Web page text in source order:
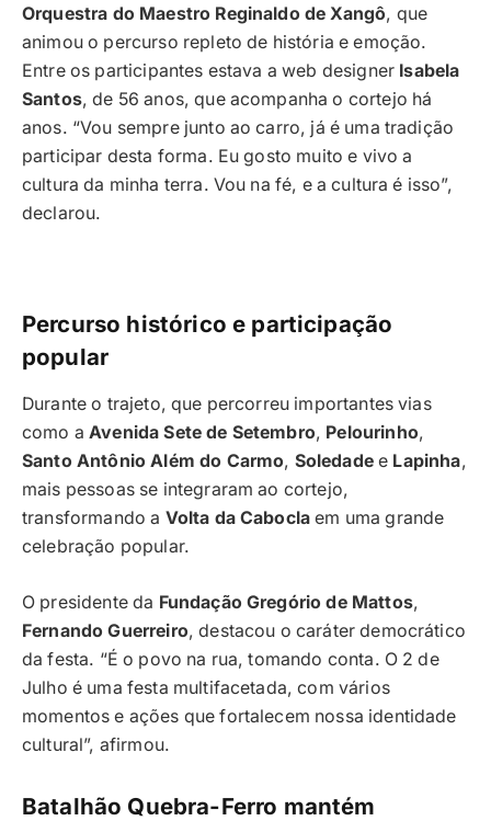
Orquestra do Maestro Reginaldo de Xangô, que
animou o percurso repleto de história e emoção.
Entre os participantes estava a web designer Isabela
Santos, de 56 anos, que acompanha o cortejo há
anos. “Vou sempre junto ao carro, já é uma tradição
participar desta forma. Eu gosto muito e vivo a
cultura da minha terra. Vou na fé, e a cultura é isso”,
declarou.
Percurso histórico e participação
popular
Durante o trajeto, que percorreu importantes vias
como aAvenida Sete de Setembro, Pelourinho,
Santo Antônio Além do Carmo, Soledadee Lapinha,
mais pessoas se integraram ao cortejo,
transformando a Volta da Cabocla em uma grande
celebração popular.
O presidente da Fundação Gregório de Mattos,
Fernando Guerreiro, destacou o caráter democrático
da festa. “É o povo na rua, tomando conta. O 2 de
Julho é uma festa multifacetada, com vários
momentos e ações que fortalecem nossa identidade
cultural”, afirmou.
Batalhão Quebra-Ferro mantém